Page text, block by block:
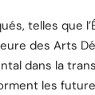
telles que
des Arts
dans la
les